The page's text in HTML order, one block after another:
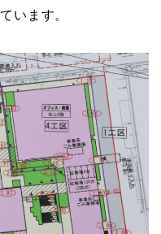
います。